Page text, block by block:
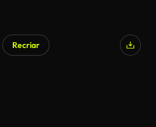
Recriar